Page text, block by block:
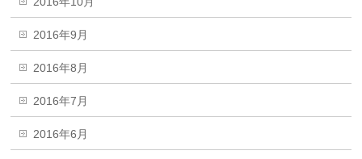
2016年9月
2016年8月
2016年7月
2016年6月